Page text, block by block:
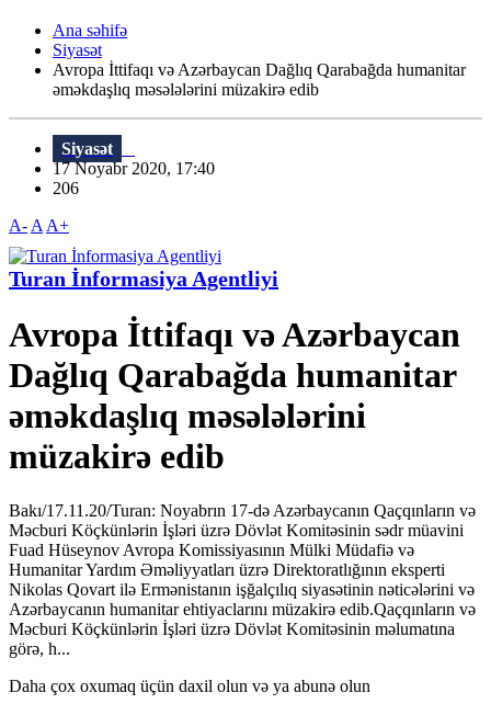
Ana səhifə
Siyasət
Avropa İttifaqı və Azərbaycan Dağlıq Qarabağda humanitar
əməkdaşlıq məsələlərini müzakirə edib
Siyasət
17 Noyabr 2020, 17:40
206
A- A A+
Turan İnformasiya Agentliyi
Avropa İttifaqı və Azərbaycan
Dağlıq Qarabağda humanitar
əməkdaşlıq məsələlərini
müzakirə edib
Bakı/17.11.20/Turan: Noyabrın 17-də Azərbaycanın Qaçqınların və
Məcburi Köçkünlərin İşləri üzrə Dövlət Komitəsinin sədr müavini
Fuad Hüseynov Avropa Komissiyasının Mülki Müdafiə və
Humanitar Yardım Əməliyyatları üzrə Direktoratlığının eksperti
Nikolas Qovart ilə Ermənistanın işğalçılıq siyasətinin nəticələrini və
Azərbaycanın humanitar ehtiyaclarını müzakirə edib.Qaçqınların və
Məcburi Köçkünlərin İşləri üzrə Dövlət Komitəsinin məlumatına
görə, h...
Daha çox oxumaq üçün daxil olun və ya abunə olun